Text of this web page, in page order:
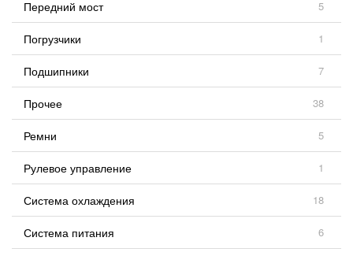
Передний мост 5
Погрузчики 1
Подшипники 7
Прочее 38
Ремни 5
Рулевое управление 1
Система охлаждения 18
Система питания 6